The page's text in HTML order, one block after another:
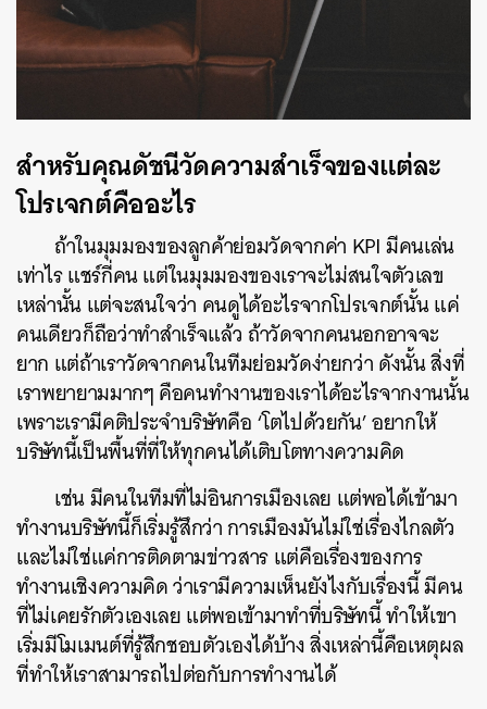
สำหรับคุณดัชนีวัดความสำเร็จของแต่ละ
โปรเจกต์คืออะไร
ถ้าในมุมมองของลูกค้าย่อมวัดจากค่า KPI มีคนเล่น
เท่าไร แชร์กี่คน แต่ในมุมมองของเราจะไม่สนใจตัวเลข
เหล่านั้น แต่จะสนใจว่า คนดูได้อะไรจากโปรเจกต์นั้น แค่
คนเดียวก็ถือว่าทำสำเร็จแล้ว ถ้าวัดจากคนนอกอาจจะ
ยาก แต่ถ้าเราวัดจากคนในทีมย่อมวัดง่ายกว่า ดังนั้น สิ่งที่
เราพยายามมากๆ คือคนทำงานของเราได้อะไรจากงานนั้น
เพราะเรามีคติประจำบริษัทคือ ‘โตไปด้วยกัน’ อยากให้
บริษัทนี้เป็นพื้นที่ที่ให้ทุกคนได้เติบโตทางความคิด
เช่น มีคนในทีมที่ไม่อินการเมืองเลย แต่พอได้เข้ามา
ทำงานบริษัทนี้ก็เริ่มรู้สึกว่า การเมืองมันไม่ใช่เรื่องไกลตัว
และไม่ใช่แค่การติดตามข่าวสาร แต่คือเรื่องของการ
ทำงานเชิงความคิด ว่าเรามีความเห็นยังไงกับเรื่องนี้ มีคน
ที่ไม่เคยรักตัวเองเลย แต่พอเข้ามาทำที่บริษัทนี้ ทำให้เขา
เริ่มมีโมเมนต์ที่รู้สึกชอบตัวเองได้บ้าง สิ่งเหล่านี้คือเหตุผล
ที่ทำให้เราสามารถไปต่อกับการทำงานได้